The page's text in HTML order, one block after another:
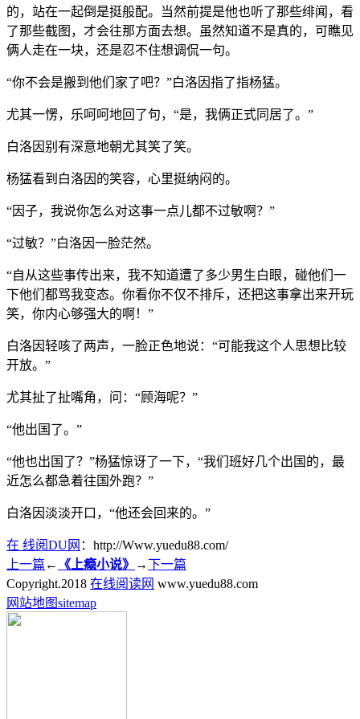
的，站在一起倒是挺般配。当然前提是他也听了那些绯闻，看
了那些截图，才会往那方面去想。虽然知道不是真的，可瞧见
俩人走在一块，还是忍不住想调侃一句。
“你不会是搬到他们家了吧？”白洛因指了指杨猛。
尤其一愣，乐呵呵地回了句，“是，我俩正式同居了。”
白洛因别有深意地朝尤其笑了笑。
杨猛看到白洛因的笑容，心里挺纳闷的。
“因子，我说你怎么对这事一点儿都不过敏啊？”
“过敏？”白洛因一脸茫然。
“自从这些事传出来，我不知道遭了多少男生白眼，碰他们一
下他们都骂我变态。你看你不仅不排斥，还把这事拿出来开玩
笑，你内心够强大的啊！”
白洛因轻咳了两声，一脸正色地说：“可能我这个人思想比较
开放。”
尤其扯了扯嘴角，问：“顾海呢？”
“他出国了。”
“他也出国了？”杨猛惊讶了一下，“我们班好几个出国的，最
近怎么都急着往国外跑？”
白洛因淡淡开口，“他还会回来的。”
在 线阅DU网 ：http://Www.yuedu88.com/
上一篇 ← 《上瘾小说》 →下一篇
Copyright.2018 在线阅读网 www.yuedu88.com
网站地图sitemap